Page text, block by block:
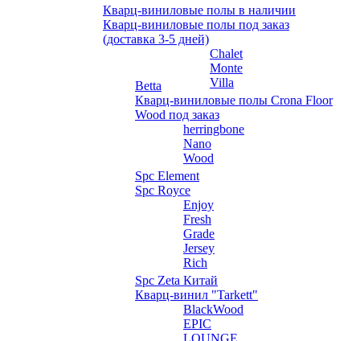
Кварц-виниловые полы в наличии
Кварц-виниловые полы под заказ
(доставка 3-5 дней)
Betta
Chalet
Monte
Villa
Кварц-виниловые полы Crona Floor
Wood под заказ
herringbone
Nano
Wood
Spc Element
Spc Royce
Enjoy
Fresh
Grade
Jersey
Rich
Spc Zeta Китай
Кварц-винил "Tarkett"
BlackWood
EPIC
LOUNGE